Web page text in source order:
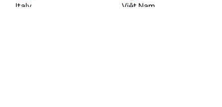
Italy Việt Nam